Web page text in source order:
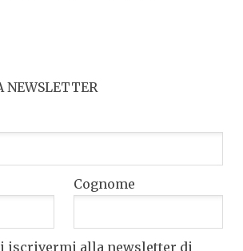
NEWSLETTER
Cognome
iscrivermi alla newsletter di